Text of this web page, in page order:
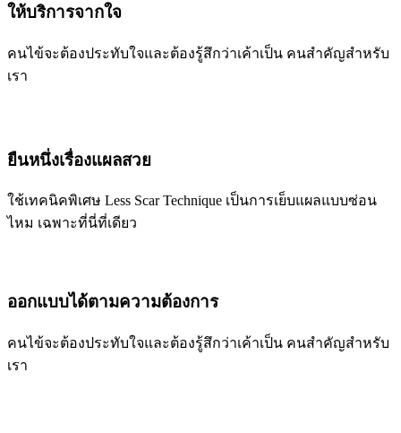
ให้บริการจากใจ
คนไข้จะต้องประทับใจและต้องรู้สึกว่าเค้าเป็น คนสำคัญสำหรับ
เรา
ยืนหนึ่งเรื่องแผลสวย
ใช้เทคนิคพิเศษ Less Scar Technique เป็นการเย็บแผลแบบซ่อน
ไหม เฉพาะที่นี่ที่เดียว
ออกแบบได้ตามความต้องการ
คนไข้จะต้องประทับใจและต้องรู้สึกว่าเค้าเป็น คนสำคัญสำหรับ
เรา